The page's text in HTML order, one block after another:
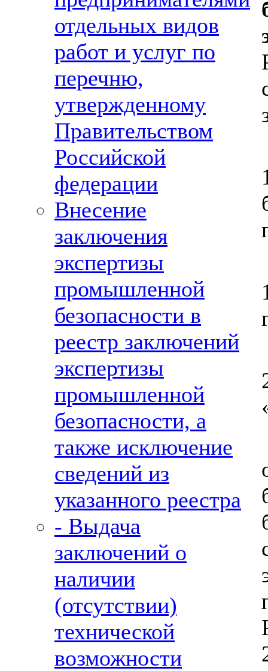
отдельных видов
работ и услуг по
перечню,
утвержденному
Правительством
Российской
федерации
Внесение
заключения
экспертизы
промышленной
безопасности в
реестр заключений
экспертизы
промышленной
безопасности, а
также исключение
сведений из
указанного реестра
- Выдача
заключений о
наличии
(отсутствии)
технической
возможности